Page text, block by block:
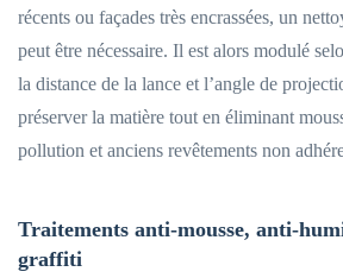
récents ou façades très encrassées, un
peut être nécessaire. Il est alors modulé
la distance de la lance et l’angle de
préserver la matière tout en éliminant
pollution et anciens revêtements non
Traitements anti-mousse, anti-
graffiti